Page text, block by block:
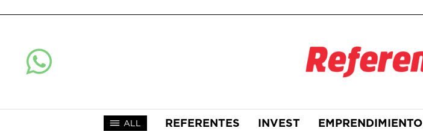
ALL REFERENTES INVEST EMPRENDIMIENTO